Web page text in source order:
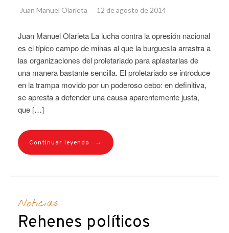
Juan Manuel Olarieta 12 de agosto de 2014
Juan Manuel Olarieta La lucha contra la opresión nacional
es el típico campo de minas al que la burguesía arrastra a
las organizaciones del proletariado para aplastarlas de
una manera bastante sencilla. El proletariado se introduce
en la trampa movido por un poderoso cebo: en definitiva,
se apresta a defender una causa aparentemente justa,
que […]
Continuar leyendo →
Noticias
Rehenes políticos